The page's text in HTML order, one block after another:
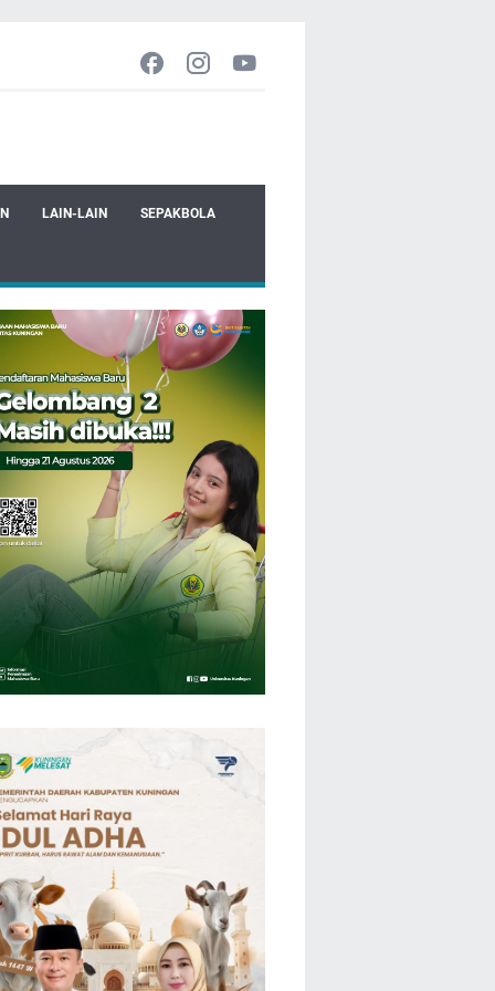
LAIN-LAIN SEPAKBOLA